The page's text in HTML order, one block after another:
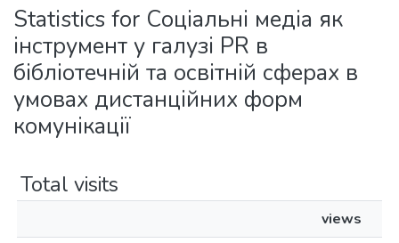
Collections
All of DSpace
Statistics for Соціальні медіа як
інструмент у галузі PR в
бібліотечній та освітній сферах в
умовах дистанційних форм
комунікації
Total visits
views